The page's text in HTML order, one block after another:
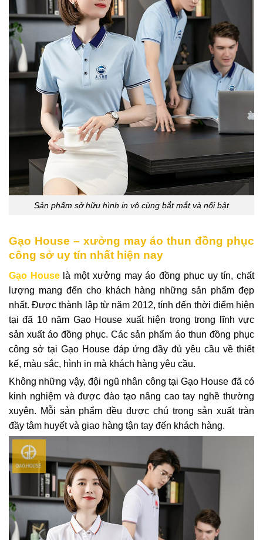
Sản phẩm sở hữu hình in vô cùng bắt mắt và nổi bật
Gạo House – xưởng may áo thun đồng phục
công sở uy tín nhất hiện nay
Gạo Houselà một xưởng may áo đồng phục uy tín, chất
lượng mang đến cho khách hàng những sản phẩm đẹp
nhất. Được thành lập từ năm 2012, tính đến thời điểm hiện
tại đã 10 năm Gạo House xuất hiện trong trong lĩnh vực
sản xuất áo đồng phục. Các sản phẩm áo thun đồng phục
công sở tại Gạo House đáp ứng đầy đủ yêu cầu về thiết
kế, màu sắc, hình in mà khách hàng yêu cầu.
Không những vậy, đội ngũ nhân công tại Gạo House đã có
kinh nghiệm và được đào tạo nâng cao tay nghề thường
xuyên. Mỗi sản phẩm đều được chú trọng sản xuất tràn
đầy tâm huyết và giao hàng tận tay đến khách hàng.